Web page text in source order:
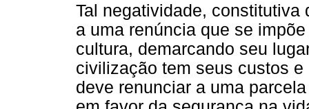
Tal negatividade,
a uma renúncia que se
cultura, demarcando seu
civilização tem seus custos
deve renunciar a uma